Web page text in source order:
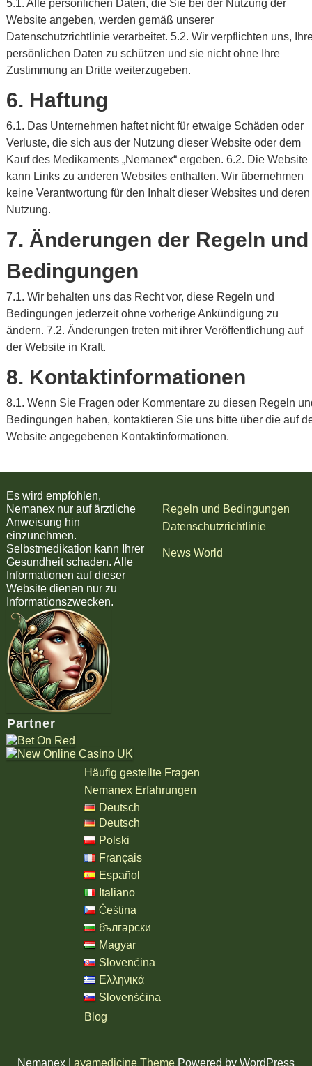
5.1. Alle persönlichen Daten, die Sie bei der Nutzung der
Website angeben, werden gemäß unserer
Datenschutzrichtlinie verarbeitet. 5.2. Wir verpflichten uns,
persönlichen Daten zu schützen und sie nicht ohne Ihre
Zustimmung an Dritte weiterzugeben.
6. Haftung
6.1. Das Unternehmen haftet nicht für etwaige Schäden oder
Verluste, die sich aus der Nutzung dieser Website oder dem
Kauf des Medikaments „Nemanex“ ergeben. 6.2. Die Website
kann Links zu anderen Websites enthalten. Wir übernehmen
keine Verantwortung für den Inhalt dieser Websites und deren
Nutzung.
7. Änderungen der Regeln und
Bedingungen
7.1. Wir behalten uns das Recht vor, diese Regeln und
Bedingungen jederzeit ohne vorherige Ankündigung zu
ändern. 7.2. Änderungen treten mit ihrer Veröffentlichung auf
der Website in Kraft.
8. Kontaktinformationen
8.1. Wenn Sie Fragen oder Kommentare zu diesen Regeln
Bedingungen haben, kontaktieren Sie uns bitte über die auf
Website angegebenen Kontaktinformationen.
Es wird empfohlen,
Nemanex nur auf ärztliche
Anweisung hin
einzunehmen.
Selbstmedikation kann Ihrer
Gesundheit schaden. Alle
Informationen auf dieser
Website dienen nur zu
Informationszwecken.
Partner
Regeln und Bedingungen
Datenschutzrichtlinie
News World
Häufig gestellte Fragen
Nemanex Erfahrungen
Deutsch
Deutsch
Polski
Français
Español
Italiano
Čeština
български
Magyar
Slovenčina
Ελληνικά
Slovenščina
Blog
Nemanex | ayamedicine Theme Powered by WordPress